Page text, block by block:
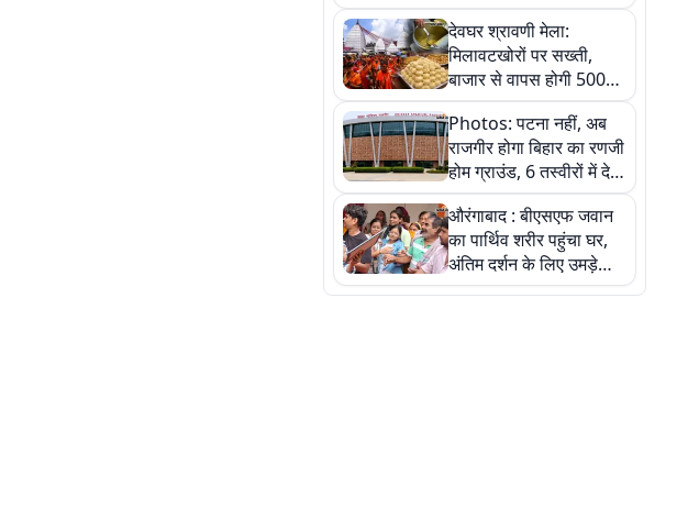
देवघर श्रावणी मेला:
मिलावटखोरों पर सख्ती,
बाजार से वापस होगी 500
किलो संदिग्ध खाद्य सामग्री,
देखें तस्वीरें
Photos: पटना नहीं, अब
राजगीर होगा बिहार का रणजी
होम ग्राउंड, 6 तस्वीरों में देखें
नए स्टेडियम की पूरी कहानी
औरंगाबाद : बीएसएफ जवान
का पार्थिव शरीर पहुंचा घर,
अंतिम दर्शन के लिए उमड़े
लोग